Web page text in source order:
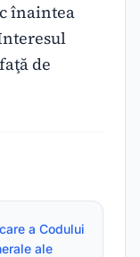
înaintea
de
a Codului
ale